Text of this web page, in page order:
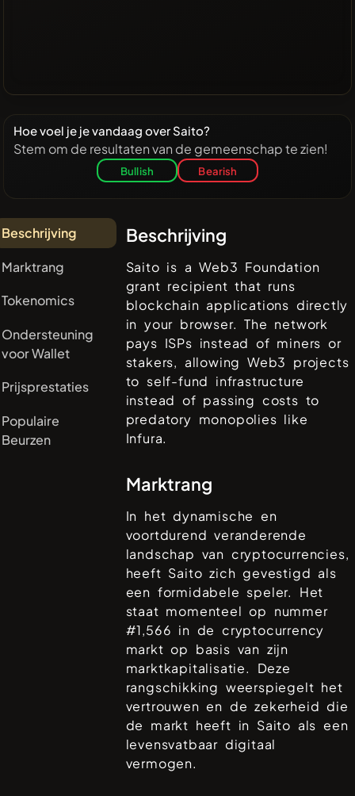
Hoe voel je je vandaag over Saito?
Stem om de resultaten van de gemeenschap te zien!
Bullish Bearish
Beschrijving
Marktrang
Tokenomics
Ondersteuning
voor Wallet
Prijsprestaties
Populaire
Beurzen
Beschrijving
Saito is a Web3 Foundation
grant recipient that runs
blockchain applications directly
in your browser. The network
pays ISPs instead of miners or
stakers, allowing Web3 projects
to self-fund infrastructure
instead of passing costs to
predatory monopolies like
Infura.
Marktrang
In het dynamische en
voortdurend veranderende
landschap van cryptocurrencies,
heeft Saito zich gevestigd als
een formidabele speler. Het
staat momenteel op nummer
#1,566 in de cryptocurrency
markt op basis van zijn
marktkapitalisatie. Deze
rangschikking weerspiegelt het
vertrouwen en de zekerheid die
de markt heeft in Saito als een
levensvatbaar digitaal
vermogen.